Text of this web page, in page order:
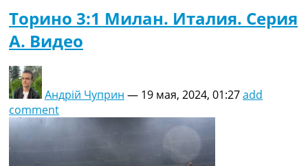
Торино 3:1 Милан. Италия. Серия
A. Видео
Андрій Чуприн — 19 мая, 2024, 01:27add
comment